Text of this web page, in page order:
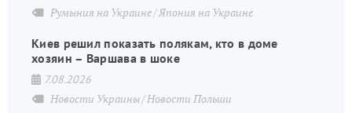
Румыния на Украине Япония на Украине
Киев решил показать полякам, кто в доме
хозяин – Варшава в шоке
7.08.2026
Новости Украины Новости Польши